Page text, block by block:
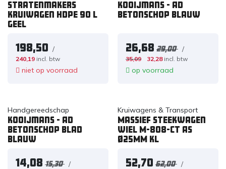
Stratenmakers
kruiwagen HDPE 90 L
geel
198,50 /
240,19 incl. btw
niet op voorraad
Kooijmans - AD
betonschop blauw
26,68 29,00 /
35,09 32,28 incl. btw
op voorraad
Handgereedschap
Kooijmans - AD
Betonschop blad
blauw
14,08 15,30 /
Kruiwagens & Transport
Massief steekwagen
wiel M-808-CT AS
Ø25MM KL
52,70 62,00 /